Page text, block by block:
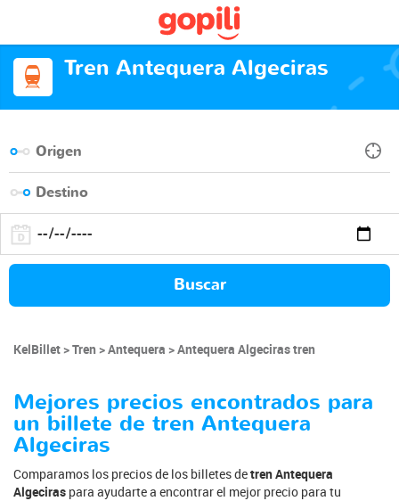
Tren Antequera Algeciras
Buscar
KelBillet Tren Antequera Antequera Algeciras tren
Mejores precios encontrados para
un billete de tren Antequera
Algeciras
Comparamos los precios de los billetes detren Antequera
Algeciras para ayudarte a encontrar el mejor precio para tu